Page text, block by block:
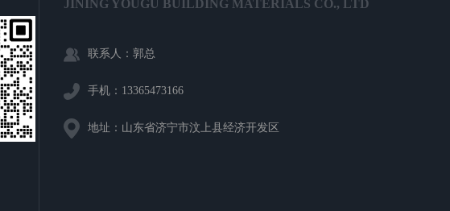
JINING YOUGU BUILDING MATERIALS CO., LTD
联系人：郭总
手机：13365473166
地址：山东省济宁市汶上县经济开发区